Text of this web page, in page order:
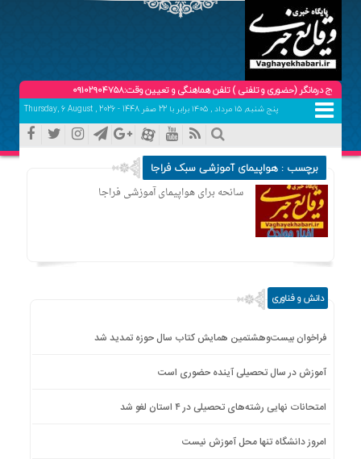
(حضوری و تلفنی ) تلفن هماهنگی و تعیین وقت:09102904758
پنج شنبه, ۱۵ مرداد , ۱۴۰۵ برابر با 22 صفر 1448 - Thursday, 6 August , 2026
برچسب : هواپیمای آموزشی سبک فراجا
سانحه برای هواپیمای آموزشی فراجا
دانش و فناوری
فراخوان بیست‌وهشتمین همایش کتاب سال حوزه تمدید شد
آموزش در سال تحصیلی آینده حضوری است
امتحانات نهایی رشته‌های تحصیلی در ۴ استان لغو شد
امروز دانشگاه تنها محل آموزش نیست